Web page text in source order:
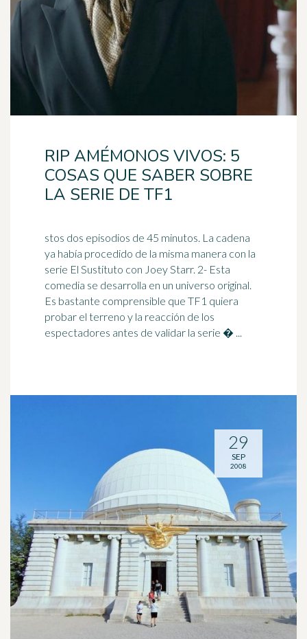
RIP AMÉMONOS VIVOS: 5
COSAS QUE SABER SOBRE
LA SERIE DE TF1
stos dos episodios de 45 minutos. La cadena
ya había procedido de la misma manera con la
serie El Sustituto con Joey Starr. 2- Esta
comedia se desarrolla en un universo original.
Es bastante comprensible que TF1 quiera
probar el terreno y la reacción de los
espectadores antes de validar la serie � ...
29
SEP
2008